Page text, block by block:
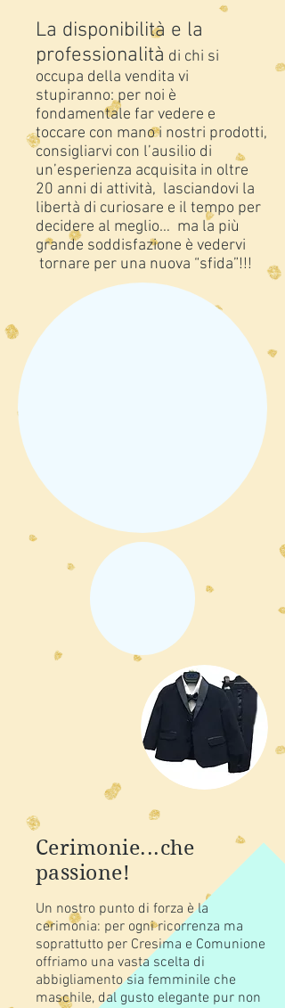
La disponibilità e la
professionalità di chi si
occupa della vendita vi
stupiranno: per noi è
fondamentale far vedere e
toccare con mano i nostri prodotti,
consigliarvi con l’ausilio di
un’esperienza acquisita in oltre
20 anni di attività, lasciandovi la
libertà di curiosare e il tempo per
decidere al meglio… ma la più
grande soddisfazione è vedervi
tornare per una nuova “sfida”!!!
Cerimonie...che
passione!
Un nostro punto di forza è la
cerimonia: per ogni ricorrenza ma
soprattutto per Cresima e Comunione
offriamo una vasta scelta di
abbigliamento sia femminile che
maschile, dal gusto elegante pur non